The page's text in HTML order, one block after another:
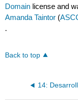
Domain license and
Amanda Taintor (
.
Back to top
14: